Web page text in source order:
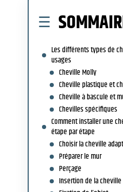
Les différents types de
usages
Cheville Molly
Cheville plastique et
Cheville à bascule et
Chevilles spécifiques
Comment installer une
étape par étape
Choisir la cheville
Préparer le mur
Perçage
Insertion de la cheville